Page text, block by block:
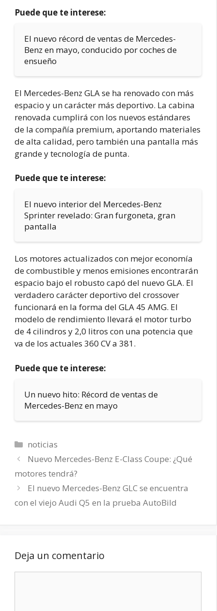
Puede que te interese:
El nuevo récord de ventas de Mercedes-
Benz en mayo, conducido por coches de
ensueño
El Mercedes-Benz GLA se ha renovado con más
espacio y un carácter más deportivo. La cabina
renovada cumplirá con los nuevos estándares
de la compañía premium, aportando materiales
de alta calidad, pero también una pantalla más
grande y tecnología de punta.
Puede que te interese:
El nuevo interior del Mercedes-Benz
Sprinter revelado: Gran furgoneta, gran
pantalla
Los motores actualizados con mejor economía
de combustible y menos emisiones encontrarán
espacio bajo el robusto capó del nuevo GLA. El
verdadero carácter deportivo del crossover
funcionará en la forma del GLA 45 AMG. El
modelo de rendimiento llevará el motor turbo
de 4 cilindros y 2,0 litros con una potencia que
va de los actuales 360 CV a 381.
Puede que te interese:
Un nuevo hito: Récord de ventas de
Mercedes-Benz en mayo
Categorías
noticias
Nuevo Mercedes-Benz E-Class Coupe: ¿Qué
motores tendrá?
El nuevo Mercedes-Benz GLC se encuentra
con el viejo Audi Q5 en la prueba AutoBild
Deja un comentario